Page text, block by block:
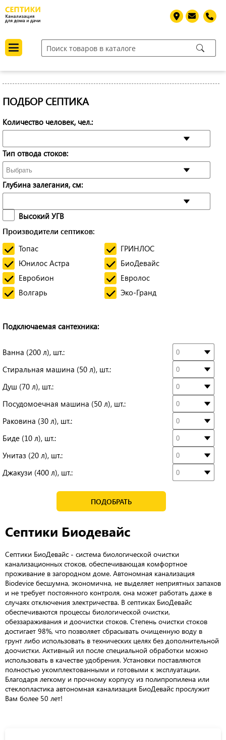
ПОДБОР СЕПТИКА
Количество человек, чел.:
Тип отвода стоков:
Глубина залегания, см:
Высокий УГВ
Производители септиков:
Топас
ГРИНЛОС
Юнилос Астра
БиоДевайс
Евробион
Евролос
Волгарь
Эко-Гранд
Подключаемая сантехника:
Ванна (200 л), шт.:
Стиральная машина (50 л), шт.:
Душ (70 л), шт.:
Посудомоечная машина (50 л), шт.:
Раковина (30 л), шт.:
Биде (10 л), шт.:
Унитаз (20 л), шт.:
Джакузи (400 л), шт.:
ПОДОБРАТЬ
Септики Биодевайс
Септики БиоДевайс - система биологической очистки
канализационных стоков, обеспечивающая комфортное
проживание в загородном доме. Автономная канализация
Biodevice бесшумна, экономична, не выделяет неприятных запахов
и не требует постоянного контроля, она может работать даже в
случаях отключения электричества. В септиках БиоДевайс
обеспечиваются процессы биологической очистки,
обеззараживания и доочистки стоков. Степень очистки стоков
достигает 98%, что позволяет сбрасывать очищенную воду в
грунт либо использовать в технических целях без дополнительной
доочистки. Активный ил после специальной обработки можно
использовать в качестве удобрения. Установки поставляются
полностью укомплектованными и готовыми к эксплуатации.
Благодаря легкому и прочному корпусу из полипропилена или
стеклопластика автономная канализация БиоДевайс прослужит
Вам более 50 лет!